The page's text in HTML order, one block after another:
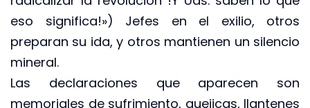
eso significa!») Jefes en el exilio, otros
preparan su ida, y otros mantienen un silencio
mineral.
Las declaraciones que aparecen son
memoriales de sufrimiento, quejicas, llantenes